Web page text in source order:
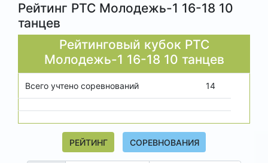
Рейтинг РТС Молодежь-1 16-18 10
танцев
Рейтинговый кубок РТС
Молодежь-1 16-18 10 танцев
Всего учтено соревнований 14
РЕЙТИНГ СОРЕВНОВАНИЯ